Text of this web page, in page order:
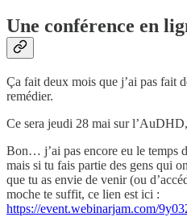
Une conférence en
Ça fait deux mois que j’ai pas fait
remédier.
Ce sera jeudi 28 mai sur
Bon… j’ai pas encore eu le temps
mais si tu fais partie des gens qui
que tu as envie de venir (ou
moche te suffit, ce lien est ici :
https://event.webinarjam.com/